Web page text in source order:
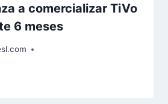
a comercializar TiVo
6 meses